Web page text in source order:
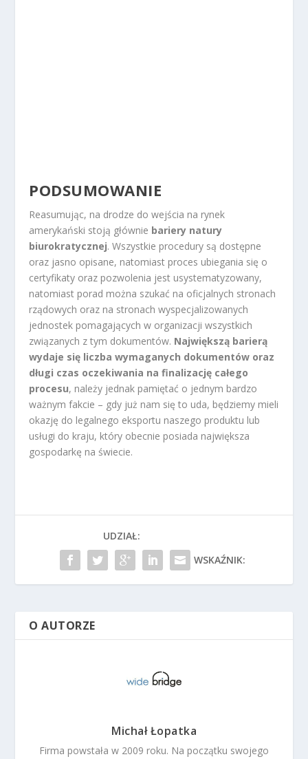
PODSUMOWANIE
Reasumując, na drodze do wejścia na rynek
amerykański stoją głównie bariery natury
biurokratycznej. Wszystkie procedury są dostępne
oraz jasno opisane, natomiast proces ubiegania się o
certyfikaty oraz pozwolenia jest usystematyzowany,
natomiast porad można szukać na oficjalnych stronach
rządowych oraz na stronach wyspecjalizowanych
jednostek pomagających w organizacji wszystkich
związanych z tym dokumentów. Największą barierą
wydaje się liczba wymaganych dokumentów oraz
długi czas oczekiwania na finalizację całego
procesu, należy jednak pamiętać o jednym bardzo
ważnym fakcie – gdy już nam się to uda, będziemy mieli
okazję do legalnego eksportu naszego produktu lub
usługi do kraju, który obecnie posiada największa
gospodarkę na świecie.
UDZIAŁ:
WSKAŹNIK:
O AUTORZE
Michał Łopatka
Firma powstała w 2009 roku. Na początku swojego